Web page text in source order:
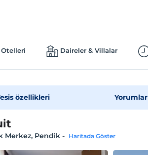
Daireler & Villalar
özellikleri Yorumlar
Merkez, Pendik- Haritada Göster